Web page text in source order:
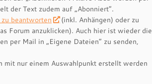
der Text zudem auf „Abonniert“.
beantworten
(inkl. Anhängen) oder zu
Forum anzuklicken). Auch hier ist wieder die
per Mail in „Eigene Dateien“ zu senden,
mit nur einem Auswahlpunkt erstellt werden